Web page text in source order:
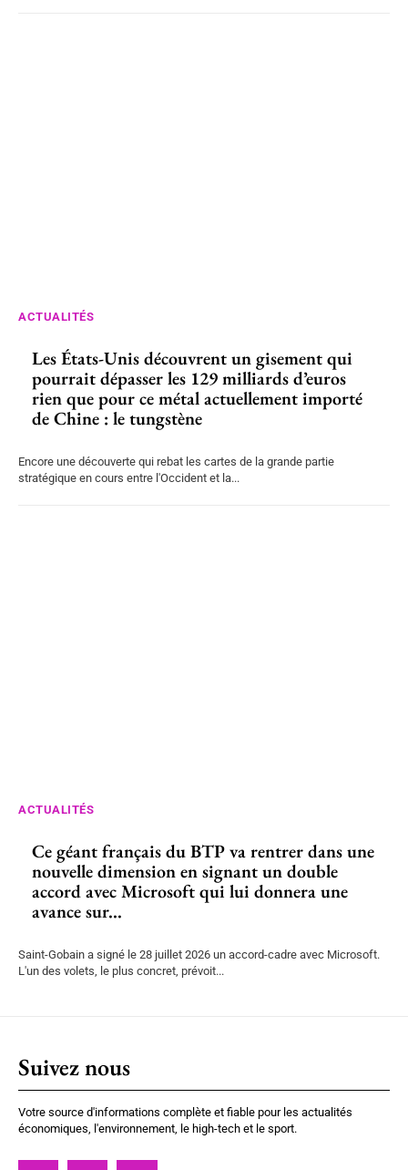
ACTUALITÉS
Les États-Unis découvrent un gisement qui
pourrait dépasser les 129 milliards d’euros
rien que pour ce métal actuellement importé
de Chine : le tungstène
Encore une découverte qui rebat les cartes de la grande partie
stratégique en cours entre l'Occident et la...
ACTUALITÉS
Ce géant français du BTP va rentrer dans une
nouvelle dimension en signant un double
accord avec Microsoft qui lui donnera une
avance sur...
Saint-Gobain a signé le 28 juillet 2026 un accord-cadre avec Microsoft.
L'un des volets, le plus concret, prévoit...
Suivez nous
Votre source d'informations complète et fiable pour les actualités
économiques, l'environnement, le high-tech et le sport.